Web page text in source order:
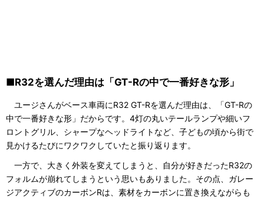
■R32を選んだ理由は「GT-Rの中で一番好きな形」
ユージさんがベース車両にR32 GT-Rを選んだ理由は、「GT-Rの
中で一番好きな形」だからです。4灯の丸いテールランプや細いフ
ロントグリル、シャープなヘッドライトなど、子どもの頃から街で
見かけるたびにワクワクしていたと振り返ります。
一方で、大きく外装を変えてしまうと、自分が好きだったR32の
フォルムが崩れてしまうという思いもありました。その点、ガレー
ジアクティブのカーボンRは、素材をカーボンに置き換えながらも